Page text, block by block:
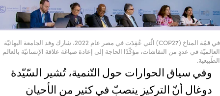
في قمّة المناخ (COP27) الّتي عُقِدَت في مصر عام 2022، شارك وفد الجامعة البهائيّة
العالميّة في عددٍ من النقاشات، مؤكّدًا الحاجة إلى إعادة صياغة علاقة الإنسانيّة بالعالم
الطّبيعية.
وفي سياق الحوارات حول التّنمية، تُشير السّيّدة
دوغال أنّ التركيز ينصبّ في كثيرٍ من الأحيان